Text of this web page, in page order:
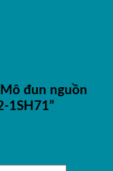
đun nguồn
1SH71”